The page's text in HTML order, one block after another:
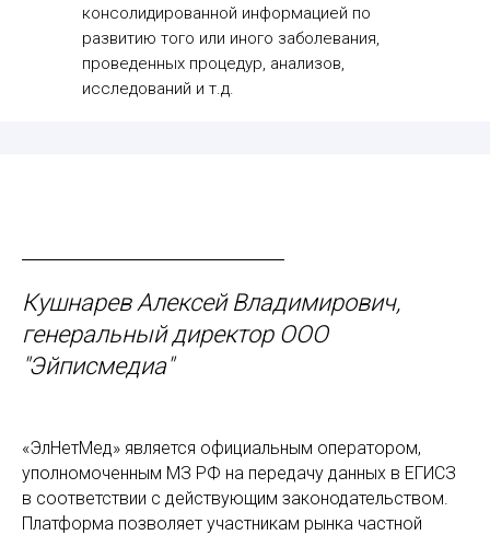
консолидированной информацией по
развитию того или иного заболевания,
проведенных процедур, анализов,
исследований и т.д.
Кушнарев Алексей Владимирович,
генеральный директор ООО
"Эйписмедиа"
«ЭлНетМед» является официальным оператором,
уполномоченным МЗ РФ на передачу данных в ЕГИСЗ
в соответствии с действующим законодательством.
Платформа позволяет участникам рынка частной